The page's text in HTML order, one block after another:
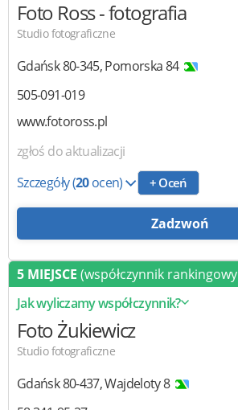
Foto Ross- fotografia
Studio fotograficzne
Gdańsk80-345,Pomorska 84
505-091-019
www.fotoross.pl
zgłoś do aktualizacji
Szczegóły(20ocen) + Oceń
Zadzwoń
5 MIEJSCE (współczynnik rankingowy
Jak wyliczamy współczynnik?
Foto Żukiewicz
Studio fotograficzne
Gdańsk80-437,Wajdeloty 8